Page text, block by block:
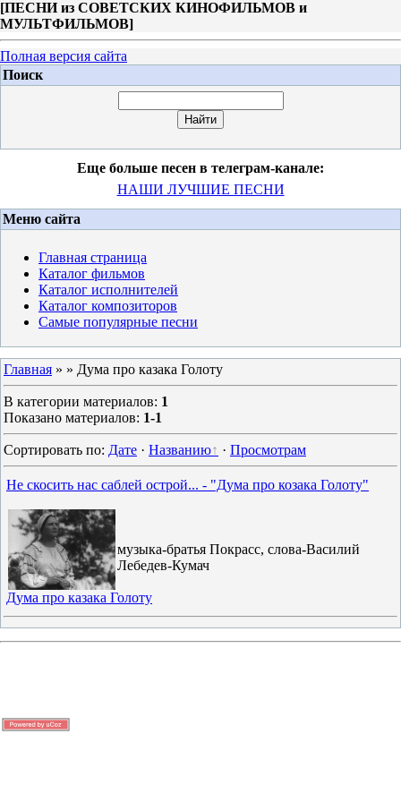
[ПЕСНИ из СОВЕТСКИХ КИНОФИЛЬМОВ и
МУЛЬТФИЛЬМОВ]
Полная версия сайта
Поиск
Еще больше песен в телеграм-канале:
НАШИ ЛУЧШИЕ ПЕСНИ
Меню сайта
Главная страница
Каталог фильмов
Каталог исполнителей
Каталог композиторов
Самые популярные песни
Главная » » Дума про казака Голоту
В категории материалов: 1
Показано материалов: 1-1
Сортировать по: Дате · Названию · Просмотрам
Не скосить нас саблей острой... - "Дума про козака Голоту"
музыка-братья Покрасс, слова-Василий
Лебедев-Кумач
Дума про казака Голоту